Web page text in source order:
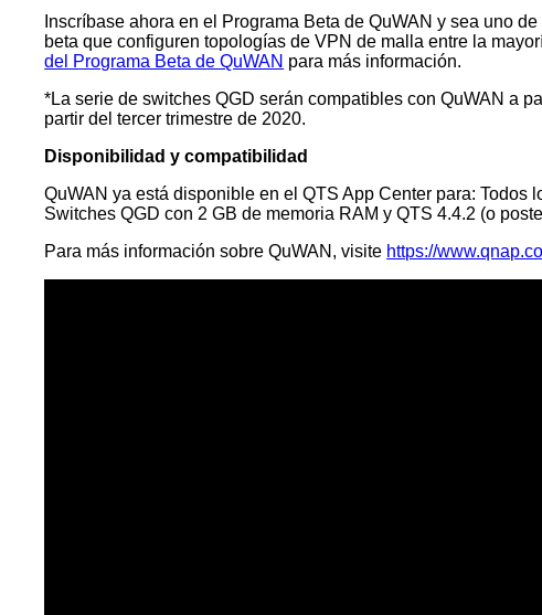
Inscríbase ahora en el Programa Beta de QuWAN y sea uno
beta que configuren topologías de VPN de malla entre la
del Programa Beta de QuWAN para más información.
*La serie de switches QGD serán compatibles con QuWAN a
partir del tercer trimestre de 2020.
Disponibilidad y compatibilidad
QuWAN ya está disponible en el QTS App Center para:
Switches QGD con 2 GB de memoria RAM y QTS 4.4.2 (o
Para más información sobre QuWAN, visite https://